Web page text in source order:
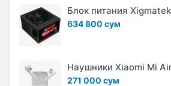
Блок питания
634 800 сум
Наушники Xiaomi Mi
271 000 сум